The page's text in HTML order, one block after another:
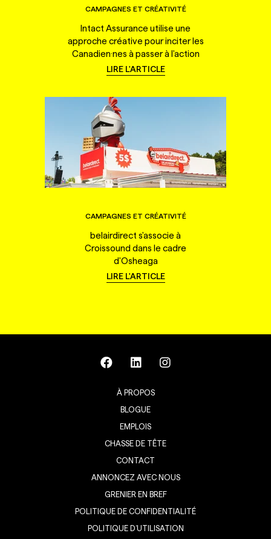
CAMPAGNES ET CRÉATIVITÉ
Intact Assurance utilise une
approche créative pour inciter les
Canadien·nes à passer à l'action
LIRE L'ARTICLE
CAMPAGNES ET CRÉATIVITÉ
belairdirect s'associe à
Croissound dans le cadre
d'Osheaga
LIRE L'ARTICLE
À PROPOS
BLOGUE
EMPLOIS
CHASSE DE TÊTE
CONTACT
ANNONCEZ AVEC NOUS
GRENIER EN BREF
POLITIQUE DE CONFIDENTIALITÉ
POLITIQUE D’UTILISATION